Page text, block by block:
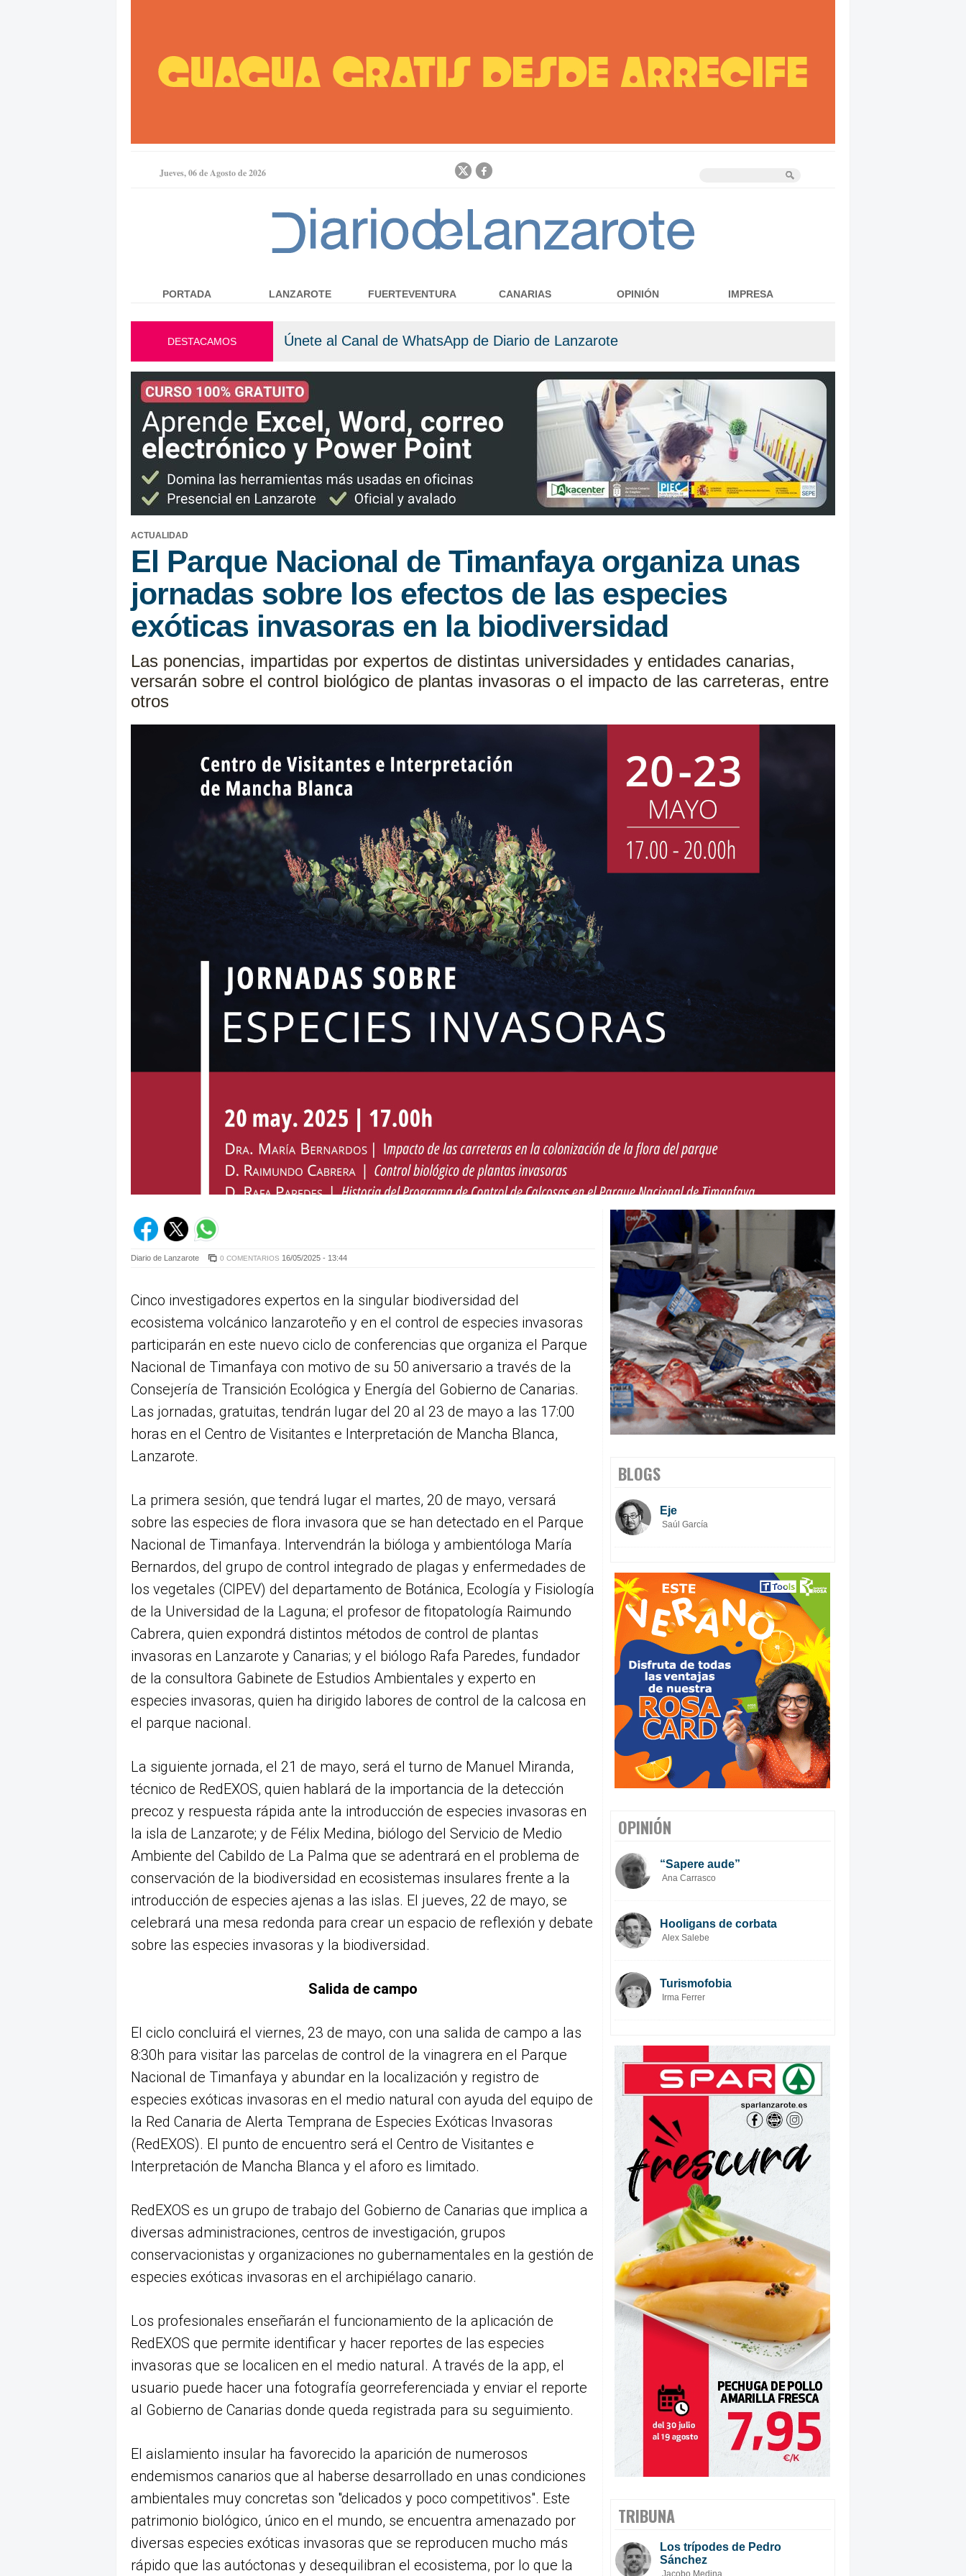
Jueves, 06 de Agosto de 2026
DESTACAMOS Únete al Canal de WhatsApp de Diario de Lanzarote
ACTUALIDAD
El Parque Nacional de Timanfaya organiza unas
jornadas sobre los efectos de las especies
exóticas invasoras en la biodiversidad
Las ponencias, impartidas por expertos de distintas universidades y entidades canarias,
versarán sobre el control biológico de plantas invasoras o el impacto de las carreteras, entre
otros
Diario de Lanzarote 0 COMENTARIOS 16/05/2025 - 13:44
Cinco investigadores expertos en la singular biodiversidad del
ecosistema volcánico lanzaroteño y en el control de especies invasoras
participarán en este nuevo ciclo de conferencias que organiza el Parque
Nacional de Timanfaya con motivo de su 50 aniversario a través de la
Consejería de Transición Ecológica y Energía del Gobierno de Canarias.
Las jornadas, gratuitas, tendrán lugar del 20 al 23 de mayo a las 17:00
horas en el Centro de Visitantes e Interpretación de Mancha Blanca,
Lanzarote.
La primera sesión, que tendrá lugar el martes, 20 de mayo, versará
sobre las especies de flora invasora que se han detectado en el Parque
Nacional de Timanfaya. Intervendrán la bióloga y ambientóloga María
Bernardos, del grupo de control integrado de plagas y enfermedades de
los vegetales (CIPEV) del departamento de Botánica, Ecología y Fisiología
de la Universidad de la Laguna; el profesor de fitopatología Raimundo
Cabrera, quien expondrá distintos métodos de control de plantas
invasoras en Lanzarote y Canarias; y el biólogo Rafa Paredes, fundador
de la consultora Gabinete de Estudios Ambientales y experto en
especies invasoras, quien ha dirigido labores de control de la calcosa en
el parque nacional.
La siguiente jornada, el 21 de mayo, será el turno de Manuel Miranda,
técnico de RedEXOS, quien hablará de la importancia de la detección
precoz y respuesta rápida ante la introducción de especies invasoras en
la isla de Lanzarote; y de Félix Medina, biólogo del Servicio de Medio
Ambiente del Cabildo de La Palma que se adentrará en el problema de
conservación de la biodiversidad en ecosistemas insulares frente a la
introducción de especies ajenas a las islas. El jueves, 22 de mayo, se
celebrará una mesa redonda para crear un espacio de reflexión y debate
sobre las especies invasoras y la biodiversidad.
Salida de campo
El ciclo concluirá el viernes, 23 de mayo, con una salida de campo a las
8:30h para visitar las parcelas de control de la vinagrera en el Parque
Nacional de Timanfaya y abundar en la localización y registro de
especies exóticas invasoras en el medio natural con ayuda del equipo de
la Red Canaria de Alerta Temprana de Especies Exóticas Invasoras
(RedEXOS). El punto de encuentro será el Centro de Visitantes e
Interpretación de Mancha Blanca y el aforo es limitado.
RedEXOS es un grupo de trabajo del Gobierno de Canarias que implica a
diversas administraciones, centros de investigación, grupos
conservacionistas y organizaciones no gubernamentales en la gestión de
especies exóticas invasoras en el archipiélago canario.
Los profesionales enseñarán el funcionamiento de la aplicación de
RedEXOS que permite identificar y hacer reportes de las especies
invasoras que se localicen en el medio natural. A través de la app, el
usuario puede hacer una fotografía georreferenciada y enviar el reporte
al Gobierno de Canarias donde queda registrada para su seguimiento.
El aislamiento insular ha favorecido la aparición de numerosos
endemismos canarios que al haberse desarrollado en unas condiciones
ambientales muy concretas son "delicados y poco competitivos". Este
patrimonio biológico, único en el mundo, se encuentra amenazado por
diversas especies exóticas invasoras que se reproducen mucho más
rápido que las autóctonas y desequilibran el ecosistema, por lo que la
PORTADA LANZAROTE FUERTEVENTURA CANARIAS OPINIÓN IMPRESA
BLOGS
Eje
Saúl García
OPINIÓN
“Sapere aude”
Ana Carrasco
Hooligans de corbata
Alex Salebe
Turismofobia
Irma Ferrer
TRIBUNA
Los trípodes de Pedro
Sánchez